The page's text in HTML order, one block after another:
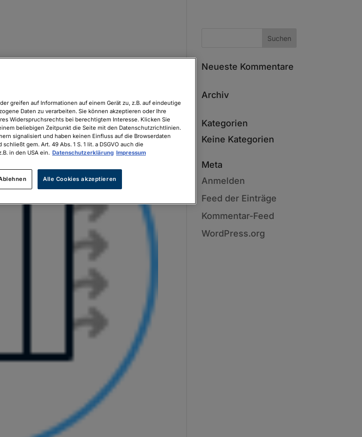
Neueste Kommentare
Archiv
Kategorien
Keine Kategorien
Meta
Anmelden
Feed der Einträge
Kommentar-Feed
WordPress.org
greifen auf Informationen auf einem Gerät zu, z.B. auf eindeutige
Daten zu verarbeiten. Sie können akzeptieren oder Ihre
Widerspruchsrechts bei berechtigtem Interesse. Klicken Sie
beliebigen Zeitpunkt die Seite mit den Datenschutzrichtlinien.
signalisiert und haben keinen Einfluss auf die Browserdaten
gem. Art. 49 Abs. 1 S. 1 lit. a DSGVO auch die
in den USA ein. Datenschutzerklärung Impressum
Alle Cookies akzeptieren